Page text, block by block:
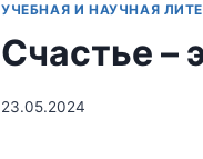
УЧЕБНАЯ И НАУЧНАЯ
Счастье –
23.05.2024